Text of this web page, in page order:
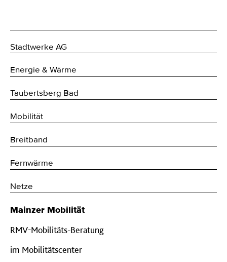
Stadtwerke AG
Energie & Wärme
Taubertsberg Bad
Mobilität
Breitband
Fernwärme
Netze
Mainzer Mobilität
RMV-Mobilitäts-Beratung
im Mobilitätscenter